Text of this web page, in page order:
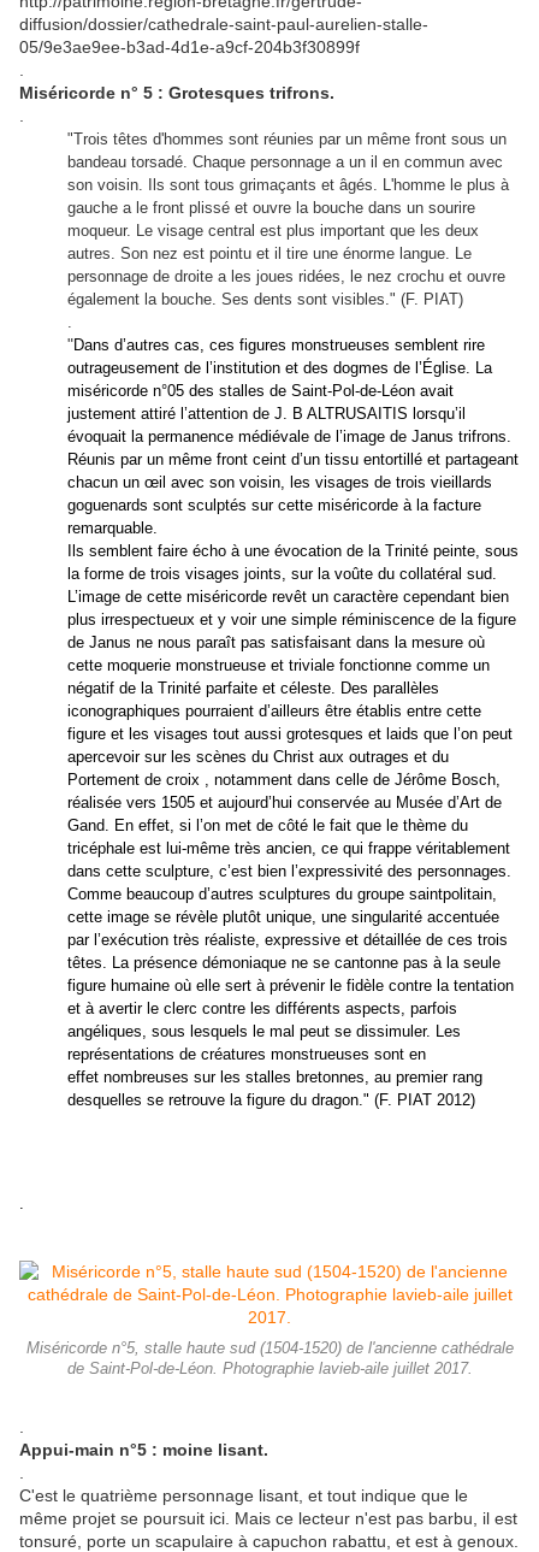
diffusion/dossier/cathedrale-saint-paul-aurelien-stalle-
05/9e3ae9ee-b3ad-4d1e-a9cf-204b3f30899f
Miséricorde n° 5 : Grotesques trifrons.
"Trois têtes d'hommes sont réunies par un même front sous un
bandeau torsadé. Chaque personnage a un il en commun avec
son voisin. Ils sont tous grimaçants et âgés. L'homme le plus à
gauche a le front plissé et ouvre la bouche dans un sourire
moqueur. Le visage central est plus important que les deux
autres. Son nez est pointu et il tire une énorme langue. Le
personnage de droite a les joues ridées, le nez crochu et ouvre
également la bouche. Ses dents sont visibles." (F. PIAT)
"Dans d’autres cas, ces figures monstrueuses semblent rire
outrageusement de l’institution et des dogmes de l’Église. La
miséricorde n°05 des stalles de Saint-Pol-de-Léon avait
justement attiré l’attention de J. B ALTRUSAITIS lorsqu’il
évoquait la permanence médiévale de l’image de Janus trifrons.
Réunis par un même front ceint d’un tissu entortillé et partageant
chacun un œil avec son voisin, les visages de trois vieillards
goguenards sont sculptés sur cette miséricorde à la facture
remarquable.
Ils semblent faire écho à une évocation de la Trinité peinte, sous
la forme de trois visages joints, sur la voûte du collatéral sud.
L’image de cette miséricorde revêt un caractère cependant bien
plus irrespectueux et y voir une simple réminiscence de la figure
de Janus ne nous paraît pas satisfaisant dans la mesure où
cette moquerie monstrueuse et triviale fonctionne comme un
négatif de la Trinité parfaite et céleste. Des parallèles
iconographiques pourraient d’ailleurs être établis entre cette
figure et les visages tout aussi grotesques et laids que l’on peut
apercevoir sur les scènes du Christ aux outrages et du
Portement de croix , notamment dans celle de Jérôme Bosch,
réalisée vers 1505 et aujourd’hui conservée au Musée d’Art de
Gand. En effet, si l’on met de côté le fait que le thème du
tricéphale est lui-même très ancien, ce qui frappe véritablement
dans cette sculpture, c’est bien l’expressivité des personnages.
Comme beaucoup d’autres sculptures du groupe saintpolitain,
cette image se révèle plutôt unique, une singularité accentuée
par l’exécution très réaliste, expressive et détaillée de ces trois
têtes. La présence démoniaque ne se cantonne pas à la seule
figure humaine où elle sert à prévenir le fidèle contre la tentation
et à avertir le clerc contre les différents aspects, parfois
angéliques, sous lesquels le mal peut se dissimuler. Les
représentations de créatures monstrueuses sont en
effet nombreuses sur les stalles bretonnes, au premier rang
desquelles se retrouve la figure du dragon." (F. PIAT 2012)
Miséricorde n°5, stalle haute sud (1504-1520) de l'ancienne cathédrale
de Saint-Pol-de-Léon. Photographie lavieb-aile juillet 2017.
Appui-main n°5 : moine lisant.
C'est le quatrième personnage lisant, et tout indique que le
même projet se poursuit ici. Mais ce lecteur n'est pas barbu, il est
tonsuré, porte un scapulaire à capuchon rabattu, et est à genoux.